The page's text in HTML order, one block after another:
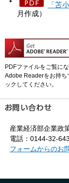
「苫
月作成）
PDFファイルをご覧に
Adobe Readerをお持ち
ックしてください。
産業経済部企業政
電話：0144-32-
フォームからのお